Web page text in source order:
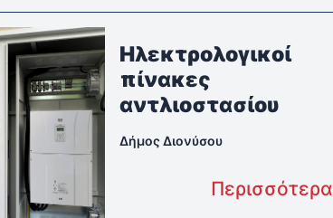
Ηλεκτρολογικοί
πίνακες
αντλιοστασίου
Δήμος Διονύσου
Περισσότερα